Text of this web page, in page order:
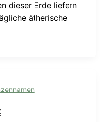
dieser Erde liefern
ätherische